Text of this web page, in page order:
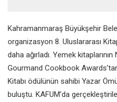
Kahramanmaraş Büyükşehir
organizasyon 8. Uluslararası
daha ağırladı. Yemek
Gourmand Cookbook
Kitabı ödülünün sahibi Yazar
buluştu. KAFUM’da